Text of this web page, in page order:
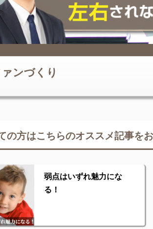
ンづくり
の方はこちらのオススメ記事を
弱点はいずれ魅力にな
る！